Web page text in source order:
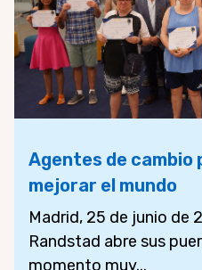
Agentes de cambio
mejorar el mundo
Madrid, 25 de junio de
Randstad abre sus
momento muy...